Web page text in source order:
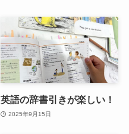
英語の辞書引きが楽しい！
2025年9月15日